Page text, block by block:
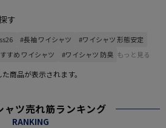
す
#長袖 ワイシャツ
#ワイシャツ 形態安定
すめ ワイシャツ #ワイシャツ 防臭 もっと見る
商品が表示されます。
ャツ売れ筋ランキング
RANKING